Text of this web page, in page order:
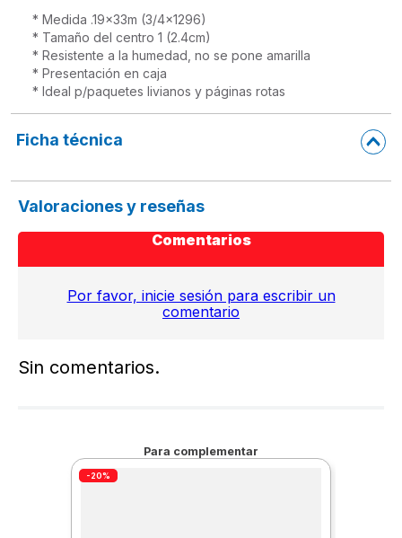
* Medida .19x33m (3/4x1296)
* Tamaño del centro 1 (2.4cm)
* Resistente a la humedad, no se pone amarilla
* Presentación en caja
* Ideal p/paquetes livianos y páginas rotas
Ficha técnica
Valoraciones y reseñas
Comentarios
Por favor, inicie sesión para escribir un
comentario
Sin comentarios.
Para complementar
-20%